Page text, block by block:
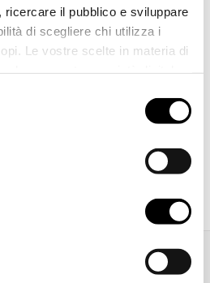
ricercare il pubblico e sviluppare
di scegliere chi utilizza i
Le vostre scelte in materia di
consenso in qualsiasi
sui cookie o facendo clic
sulla tua posizione
di qualche
scansionandolo